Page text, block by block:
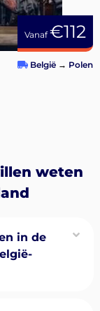
Vanaf€112
België → Polen
weten
in de